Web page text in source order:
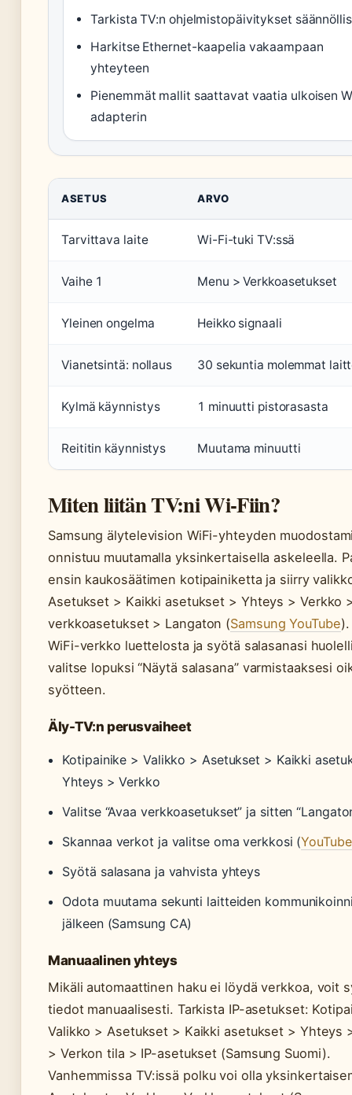
Tarkista TV:n ohjelmistopäivitykset
Harkitse Ethernet-kaapelia vakaampaan
yhteyteen
Pienemmät mallit saattavat vaatia ulkoisen
adapterin
ASETUS ARVO
Tarvittava laite Wi-Fi-tuki TV:ssä
Vaihe 1 Menu > Verkkoasetukset
Yleinen ongelma Heikko signaali
Vianetsintä: nollaus 30 sekuntia molemmat
Kylmä käynnistys 1 minuutti pistorasasta
Reititin käynnistys Muutama minuutti
Miten liitän TV:ni Wi-Fiin?
Samsung älytelevision WiFi-yhteyden
onnistuu muutamalla yksinkertaisella askeleella.
ensin kaukosäätimen kotipainiketta ja siirry
Asetukset > Kaikki asetukset > Yhteys > Verkko
verkkoasetukset > Langaton (Samsung YouTube
WiFi-verkko luettelosta ja syötä salasanasi
valitse lopuksi “Näytä salasana” varmistaaksesi
syötteen.
Äly-TV:n perusvaiheet
Kotipainike > Valikko > Asetukset > Kaikki
Yhteys > Verkko
Valitse “Avaa verkkoasetukset” ja sitten
Skannaa verkot ja valitse oma verkkosi (YouTube
Syötä salasana ja vahvista yhteys
Odota muutama sekunti laitteiden
jälkeen (Samsung CA)
Manuaalinen yhteys
Mikäli automaattinen haku ei löydä verkkoa, voit
tiedot manuaalisesti. Tarkista IP-asetukset:
Valikko > Asetukset > Kaikki asetukset > Yhteys
> Verkon tila > IP-asetukset (Samsung Suomi).
Vanhemmissa TV:issä polku voi olla